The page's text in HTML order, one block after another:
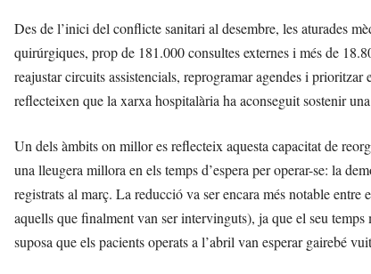
Des de l’inici del conflicte sanitari al desembre, les aturades
quirúrgiques, prop de 181.000 consultes externes i més de
reajustar circuits assistencials, reprogramar agendes i
reflecteixen que la xarxa hospitalària ha aconseguit sostenir
Un dels àmbits on millor es reflecteix aquesta capacitat de
una lleugera millora en els temps d’espera per operar-se: la
registrats al març. La reducció va ser encara més notable
aquells que finalment van ser intervinguts), ja que el seu
suposa que els pacients operats a l’abril van esperar gairebé